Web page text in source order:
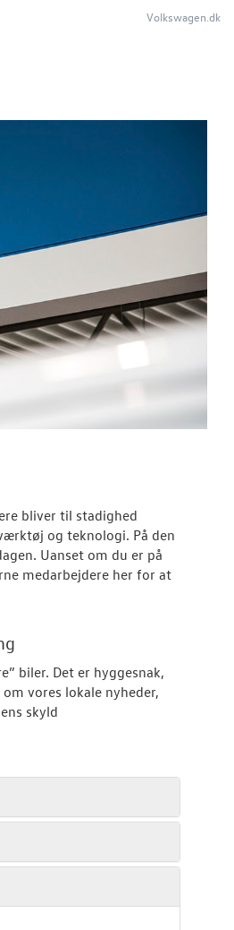
Volkswagen.dk
bliver til stadighed
og teknologi. På den
Uanset om du er på
medarbejdere her for at
biler. Det er hyggesnak,
vores lokale nyheder,
skyld